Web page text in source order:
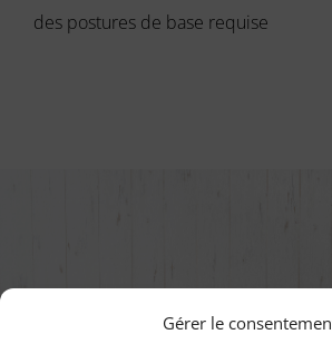
Gérer le
des postures de base requise